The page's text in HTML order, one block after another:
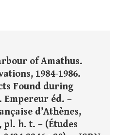
of Amathus.
1984-1986.
Found during
Empereur éd. –
d’Athènes,
pl. h. t. – (Études